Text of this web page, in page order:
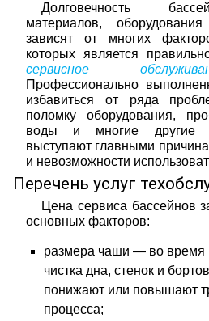
Долговечность бассейна, отделочных
материалов,
зависят от многих
которых является
сервисное
Профессионально
избавиться от ряда
поломку оборудования,
воды и многие другие
выступают главными
и невозможности
Перечень услуг
Цена сервиса бассейнов зависит от нескольких
основных факторов:
размера чаши — во время
чистка дна, стенок и
понижают или повышают
процесса;